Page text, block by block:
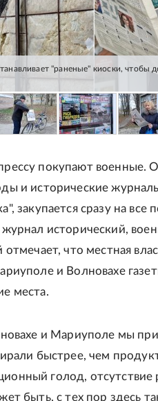
"раненые" киоски, чтобы
покупают военные.
и исторические
закупается сразу на все
исторический,
что местная
и Волновахе
места.
и Мариуполе мы
быстрее, чем
голод, отсутствие
быть, с тех пор здесь